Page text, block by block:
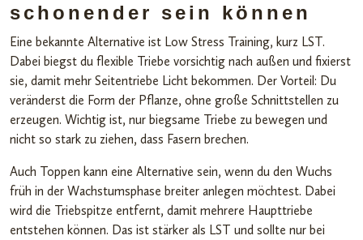
schonender sein können
Eine bekannte Alternative ist Low Stress Training, kurz LST.
Dabei biegst du flexible Triebe vorsichtig nach außen und fixierst
sie, damit mehr Seitentriebe Licht bekommen. Der Vorteil: Du
veränderst die Form der Pflanze, ohne große Schnittstellen zu
erzeugen. Wichtig ist, nur biegsame Triebe zu bewegen und
nicht so stark zu ziehen, dass Fasern brechen.
Auch Toppen kann eine Alternative sein, wenn du den Wuchs
früh in der Wachstumsphase breiter anlegen möchtest. Dabei
wird die Triebspitze entfernt, damit mehrere Haupttriebe
entstehen können. Das ist stärker als LST und sollte nur bei